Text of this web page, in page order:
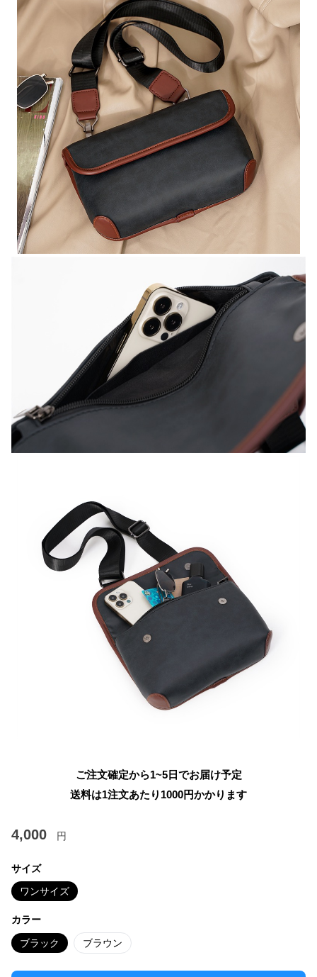
ご注文確定から1~5日でお届け予定
送料は1注文あたり 1000円かかります
4,000 円
サイズ
ワンサイズ
カラー
ブラック ブラウン